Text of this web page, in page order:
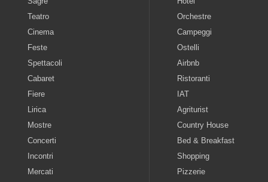
Teatro
Cinema
Feste
Spettacoli
Cabaret
Fiere
Lirica
Mostre
Concerti
Incontri
Mercati
Orchestre
Campeggi
Ostelli
Airbnb
Ristoranti
IAT
Agriturist
Country House
Bed & Breakfast
Shopping
Pizzerie